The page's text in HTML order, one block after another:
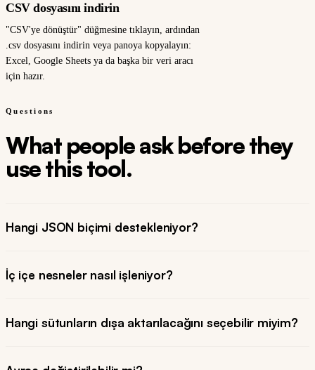
CSV dosyasını indirin
"CSV'ye dönüştür" düğmesine tıklayın, ardından
.csv dosyasını indirin veya panoya kopyalayın:
Excel, Google Sheets ya da başka bir veri aracı
için hazır.
Questions
What people ask before they
use this tool.
Hangi JSON biçimi destekleniyor?
İç içe nesneler nasıl işleniyor?
Hangi sütunların dışa aktarılacağını seçebilir miyim?